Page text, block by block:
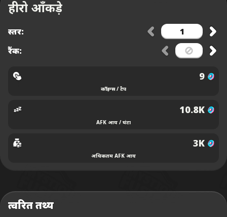
हीरो आँकड़े
स्तर:
रैंक:
9
कॉइन्स / टैप
10.8K
AFK आय / घंटा
3K
अधिकतम AFK आय
त्वरित तथ्य